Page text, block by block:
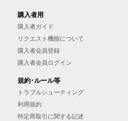
購入者用
購入者ガイド
リクエスト機能について
購入者会員登録
購入者会員ログイン
規約･ルール等
トラブルシューティング
利用規約
特定商取引に関する記述